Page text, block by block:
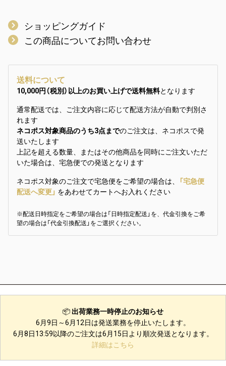
ショッピングガイド
この商品についてお問い合わせ
送料について
10,000円（税別）以上のお買い上げで送料無料となります
通常配送では、ご注文内容に応じて配送方法が自動で判別さ
れます
ネコポス対象商品のうち3点までのご注文は、ネコポスで発
送いたします
上記を超える数量、またはその他商品を同時にご注文いただ
いた場合は、宅急便での発送となります
ネコポス対象のご注文で宅急便をご希望の場合は、 「宅急便
配送へ変更」 をあわせてカートへお入れください
※配送日時指定をご希望の場合は「日時指定配送」を、代金引換をご希
望の場合は「代金引換配送」をご選択ください。
📦 出荷業務一時停止のお知らせ
6月9日～6月12日は発送業務を停止いたします。
6月8日13:59以降のご注文は6月15日より順次発送となります。
詳細はこちら